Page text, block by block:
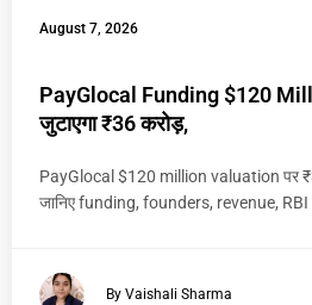
August 7, 2026
PayGlocal Funding $120
जुटाएगा ₹36 करोड़,
PayGlocal $120 million valuation पर
जानिए funding, founders, revenue,
By Vaishali Sharma